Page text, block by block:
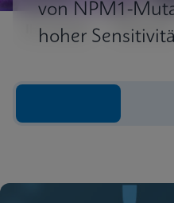
von NPM1-
hoher
Ihr Vorteil Einblicke